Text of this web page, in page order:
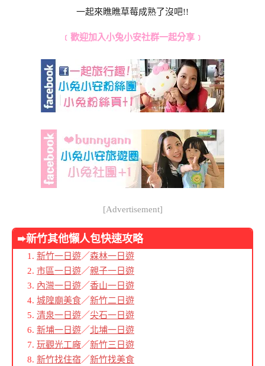
一起來瞧瞧草莓成熟了沒吧!!
﹝歡迎加入小兔小安社群一起分享﹞
[Advertisement]
➨新竹其他懶人包快速攻略
新竹一日遊／森林一日遊
市區一日遊／親子一日遊
內灣一日遊／香山一日遊
城隍廟美食／新竹二日遊
清泉一日遊／尖石一日遊
新埔一日遊／北埔一日遊
玩觀光工廠／新竹三日遊
新竹找住宿／新竹找美食